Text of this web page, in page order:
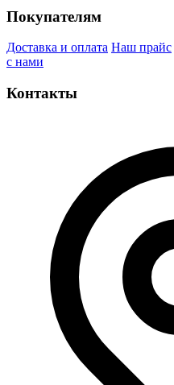
Покупателям
Доставка и оплата Наш прайс
с нами
Контакты